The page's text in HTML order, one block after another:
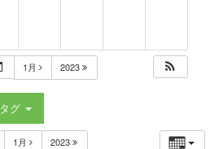
t
1月 2023
タグ
1月 2023